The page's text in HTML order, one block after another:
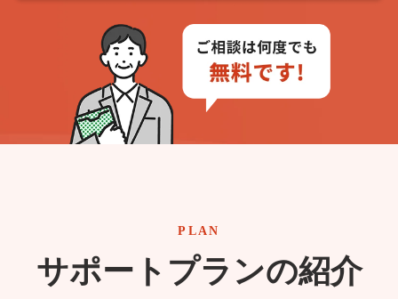
PLAN
サポートプランの紹介